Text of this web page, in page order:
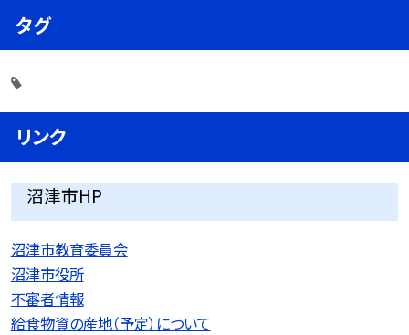
タグ
リンク
沼津市HP
沼津市教育委員会
沼津市役所
不審者情報
給食物資の産地（予定）について